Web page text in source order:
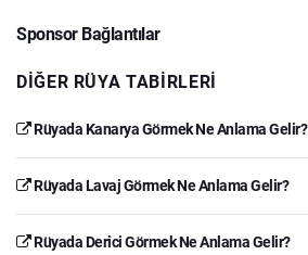
Sponsor Bağlantılar
DIĞER RÜYA TABIRLERI
Rüyada Kanarya Görmek Ne Anlama Gelir?
Rüyada Lavaj Görmek Ne Anlama Gelir?
Rüyada Derici Görmek Ne Anlama Gelir?